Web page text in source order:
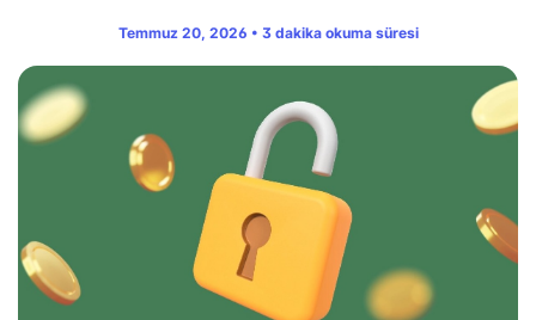
Temmuz 20, 2026 • 3 dakika okuma süresi